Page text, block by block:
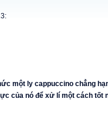
một ly cappuccino chẳng
của nó để xử lí một cách tốt